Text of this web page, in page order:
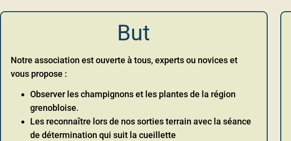
But
Notre association est ouverte à tous, experts ou novices et
vous propose :
Observer les champignons et les plantes de la région
grenobloise.
Les reconnaître lors de nos sorties terrain avec la séance
de détermination qui suit la cueillette